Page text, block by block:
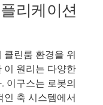
리케이션
클린룸 환경을 위
이 원리는 다양한
이구스는 로봇의
인 축 시스템에서